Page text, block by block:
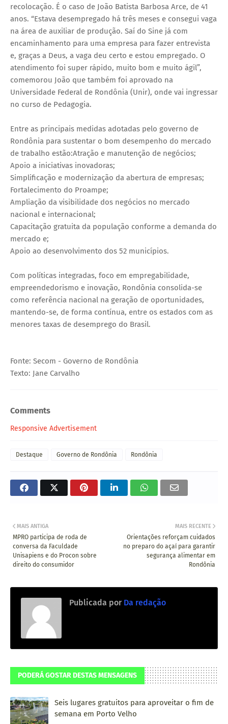
recolocação. É o caso de João Batista Barbosa Arce, de 41
anos. “Estava desempregado há três meses e consegui vaga
na área de auxiliar de produção. Saí do Sine já com
encaminhamento para uma empresa para fazer entrevista
e, graças a Deus, a vaga deu certo e estou empregado. O
atendimento foi super rápido, muito bom e muito ágil”,
comemorou João que também foi aprovado na
Universidade Federal de Rondônia (Unir), onde vai ingressar
no curso de Pedagogia.
Entre as principais medidas adotadas pelo governo de
Rondônia para sustentar o bom desempenho do mercado
de trabalho estão:Atração e manutenção de negócios;
Apoio a iniciativas inovadoras;
Simplificação e modernização da abertura de empresas;
Fortalecimento do Proampe;
Ampliação da visibilidade dos negócios no mercado
nacional e internacional;
Capacitação gratuita da população conforme a demanda do
mercado e;
Apoio ao desenvolvimento dos 52 municípios.
Com políticas integradas, foco em empregabilidade,
empreendedorismo e inovação, Rondônia consolida-se
como referência nacional na geração de oportunidades,
mantendo-se, de forma contínua, entre os estados com as
menores taxas de desemprego do Brasil.
Fonte: Secom - Governo de Rondônia
Texto: Jane Carvalho
Comments
Responsive Advertisement
Destaque Governo de Rondônia Rondônia
MAIS RECENTE
Orientações reforçam cuidados
no preparo do açaí para garantir
segurança alimentar em
Rondônia
MAIS ANTIGA
MPRO participa de roda de
conversa da Faculdade
Unisapiens e do Procon sobre
direito do consumidor
Publicada por Da redação
PODERÁ GOSTAR DESTAS MENSAGENS
Seis lugares gratuitos para aproveitar o fim de
semana em Porto Velho